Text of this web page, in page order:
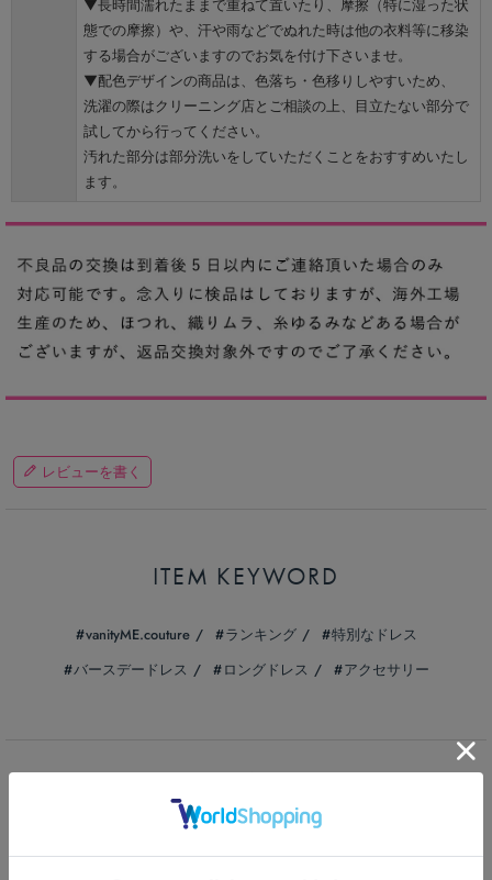
▼長時間濡れたままで重ねて置いたり、摩擦（特に湿った状
態での摩擦）や、汗や雨などでぬれた時は他の衣料等に移染
する場合がございますのでお気を付け下さいませ。
▼配色デザインの商品は、色落ち・色移りしやすいため、
洗濯の際はクリーニング店とご相談の上、目立たない部分で
試してから行ってください。
汚れた部分は部分洗いをしていただくことをおすすめいたし
ます。
レビューを書く
ITEM KEYWORD
vanityME.couture ランキング
特別なドレス
バースデードレス
ロングドレス アクセサリー
BRAND